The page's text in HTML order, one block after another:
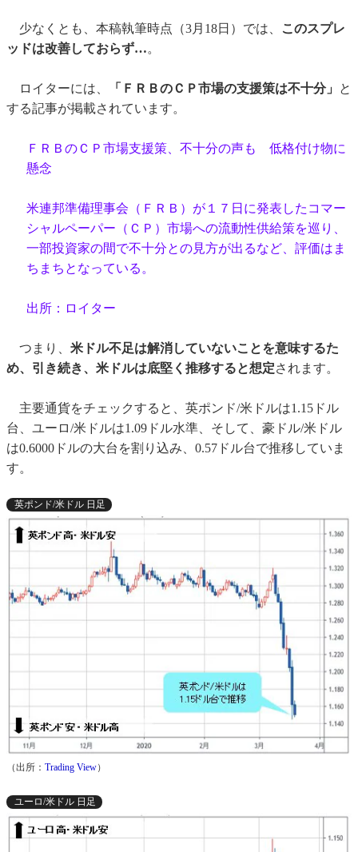
少なくとも、本稿執筆時点（3月18日）では、
このスプレ
ッドは改善しておらず…。
ロイターには、 「ＦＲＢのＣＰ市場の支援策は不十分」
と
する記事が掲載されています。
ＦＲＢのＣＰ市場支援策、不十分の声も 低格付け物に
懸念
米連邦準備理事会（ＦＲＢ）が１７日に発表したコマー
シャルペーパー（ＣＰ）市場への流動性供給策を巡り、
一部投資家の間で不十分との見方が出るなど、評価はま
ちまちとなっている。
出所：ロイター
つまり、 米ドル不足は解消していないことを意味するた
め、引き続き、米ドルは底堅く推移すると想定されます。
主要通貨をチェックすると、英ポンド/米ドルは1.15ドル
台、ユーロ/米ドルは1.09ドル水準、そして、豪ドル/米ドル
は0.6000ドルの大台を割り込み、0.57ドル台で推移していま
す。
英ポンド/米ドル 日足
（出所： Trading View）
ユーロ/米ドル 日足